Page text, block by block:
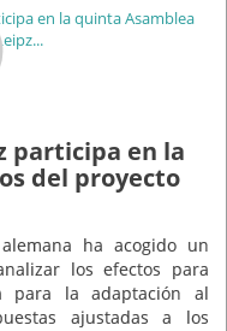
participa en la
del proyecto
ha acogido un
los efectos para
para la adaptación al
ajustadas a los